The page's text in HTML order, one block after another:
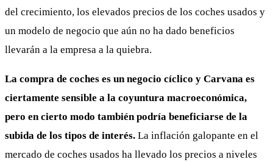
del crecimiento, los elevados precios de los coches usados y
un modelo de negocio que aún no ha dado beneficios
llevarán a la empresa a la quiebra.
La compra de coches es un negocio cíclico y Carvana es
ciertamente sensible a la coyuntura macroeconómica,
pero en cierto modo también podría beneficiarse de la
subida de los tipos de interés. La inflación galopante en el
mercado de coches usados ha llevado los precios a niveles